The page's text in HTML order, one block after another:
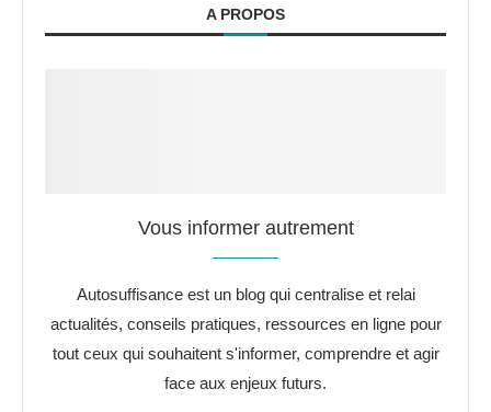
A PROPOS
Vous informer autrement
Autosuffisance est un blog qui centralise et relai
actualités, conseils pratiques, ressources en ligne pour
tout ceux qui souhaitent s'informer, comprendre et agir
face aux enjeux futurs.